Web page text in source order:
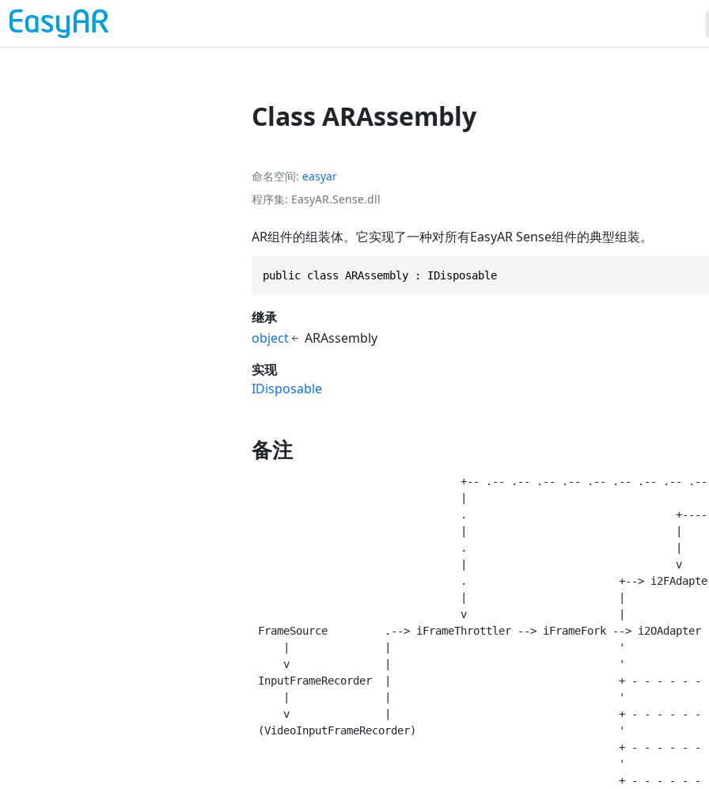
Class ARAssembly
命名空间 easyar
程序集 EasyAR.Sense.dll
AR组件的组装体。它实现了一种对所有EasyAR Sense组件的典型组装。
public class ARAssembly : IDisposable
继承
object
ARAssembly
实现
IDisposable
备注
+-- .-- .-- .-- .-- .-- .-- .-- .--
|
.
|                                 |
.                                 |
|                                 v
.                        +-->
|                        |
v                        |
FrameSource         .--> iFrameThrottler --> iFrameFork -->
|               |                                    '
v               |                                    '
InputFrameRecorder  |                                    + - - - - - - -
|               |                                    '
v               |                                    + - - - - - -
(VideoInputFrameRecorder)                                '
+ - - - - - -
                                                          '
+ - - - - - -